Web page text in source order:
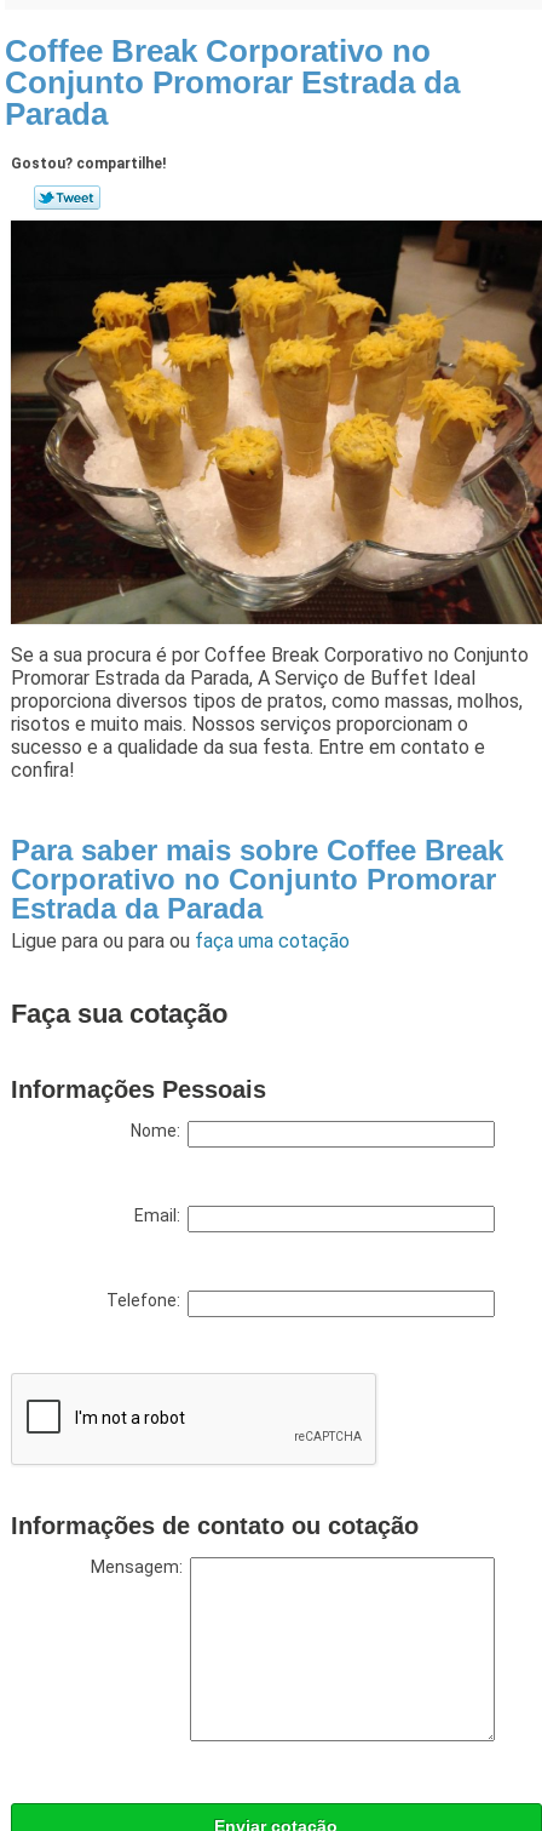
Coffee Break Corporativo no
Conjunto Promorar Estrada da
Parada
Gostou? compartilhe!
Se a sua procura é por Coffee Break Corporativo no Conjunto
Promorar Estrada da Parada, A Serviço de Buffet Ideal
proporciona diversos tipos de pratos, como massas, molhos,
risotos e muito mais. Nossos serviços proporcionam o
sucesso e a qualidade da sua festa. Entre em contato e
confira!
Para saber mais sobre Coffee Break
Corporativo no Conjunto Promorar
Estrada da Parada
Ligue para ou para ou faça uma cotação
Faça sua cotação
Informações Pessoais
Nome:
Email:
Telefone:
Informações de contato ou cotação
Mensagem:
Enviar cotação